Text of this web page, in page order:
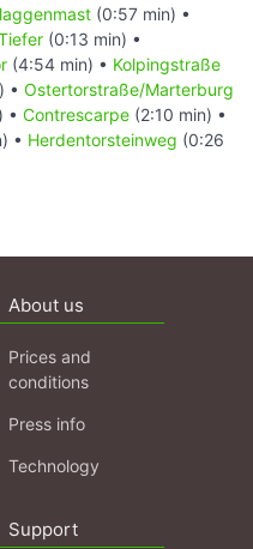
(0:57 min) •
(0:13 min) •
(4:54 min) • Kolpingstraße
• Ostertorstraße/Marterburg
• Contrescarpe (2:10 min) •
• Herdentorsteinweg (0:26
About us
Prices and
conditions
Press info
Technology
Support